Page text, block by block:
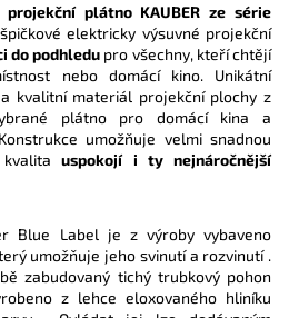
plátno KAUBER ze série
elektricky výsuvné projekční
do podhledu pro všechny, kteří chtějí
nebo domácí kino. Unikátní
kvalitní materiál projekční plochy z
plátno pro domácí kina a
umožňuje velmi snadnou
kvalitauspokojí i ty nejnáročnější
Blue Label je z výroby vybaveno
umožňuje jeho svinutí a rozvinutí .
zabudovaný tichý trubkový pohon
z lehce eloxovaného hliníku